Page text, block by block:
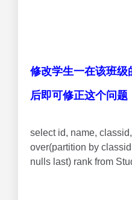
修改学生一在该班
后即可修正这个问题
select id, name,
over(partition by
nulls last) rank from